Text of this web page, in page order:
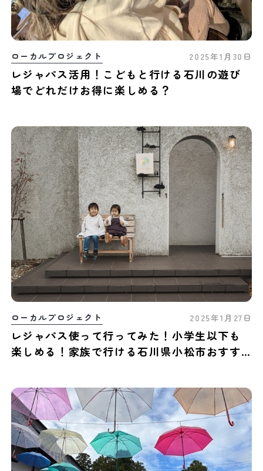
ローカルプロジェクト 2025年1月30日
レジャパス活用！こどもと行ける石川の遊び
場でどれだけお得に楽しめる？
ローカルプロジェクト 2025年1月27日
レジャパス使って行ってみた！小学生以下も
楽しめる！家族で行ける石川県小松市おすす